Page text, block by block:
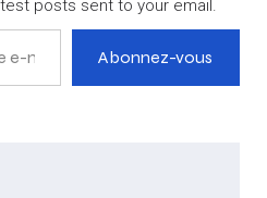
posts sent to your email.
Abonnez-vous